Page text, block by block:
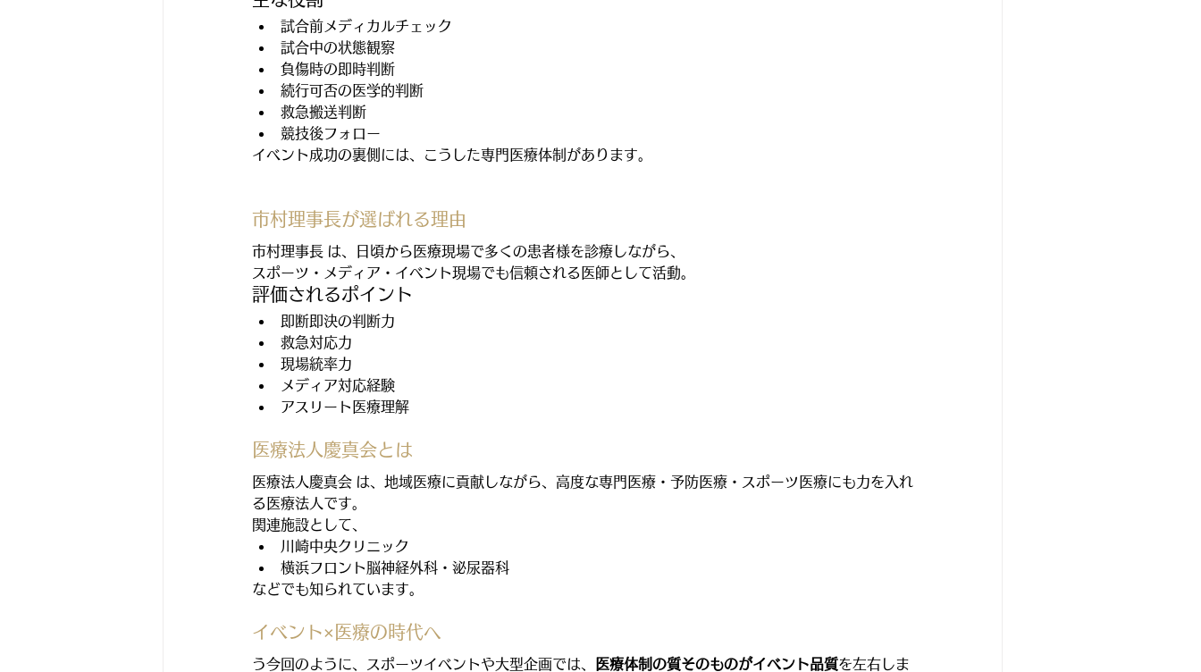
試合前メディカルチェック
試合中の状態観察
負傷時の即時判断
続行可否の医学的判断
救急搬送判断
競技後フォロー
イベント成功の裏側には、こうした専門医療体制があります。
市村理事長が選ばれる理由
市村理事長 は、日頃から医療現場で多くの患者様を診療しながら、
スポーツ・メディア・イベント現場でも信頼される医師として活動。
評価されるポイント
即断即決の判断力
救急対応力
現場統率力
メディア対応経験
アスリート医療理解
医療法人慶真会とは
医療法人慶真会 は、地域医療に貢献しながら、高度な専門医療・予防医療・スポーツ医療にも力を入れ
る医療法人です。
関連施設として、
川崎中央クリニック
横浜フロント脳神経外科・泌尿器科
などでも知られています。
イベント×医療の時代へ
う今回のように、スポーツイベントや大型企画では、 医療体制の質そのものがイベント品質を左右しま